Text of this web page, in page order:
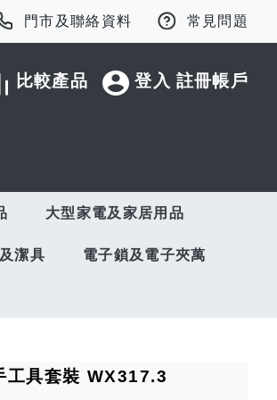
門市及聯絡資料 常見問題
登入 註冊帳戶
比較產品
大型家電及家居用品
潔具 電子鎖及電子夾萬
工具套裝 WX317.3